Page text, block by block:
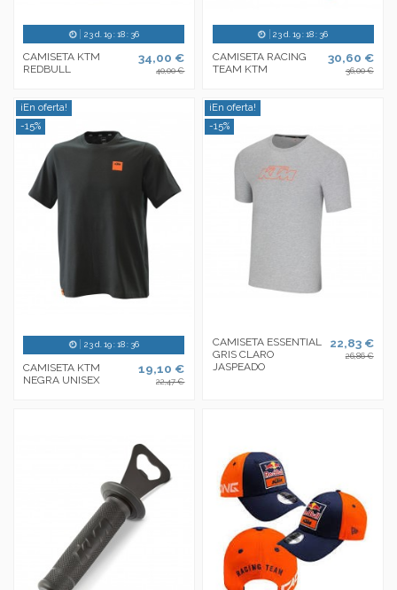
23d. 19:18: 35
CAMISETA KTM
REDBULL
34,00 €
40,00 €
23d. 19:18: 35
CAMISETA RACING
TEAM KTM
30,60 €
36,00 €
¡En oferta!
-15%
23d.19:18: 35
CAMISETA KTM
NEGRA UNISEX
19,10 €
22,47 €
¡En oferta!
-15%
CAMISETA ESSENTIAL
GRIS CLARO
JASPEADO
22,83 €
26,86 €